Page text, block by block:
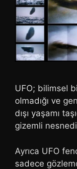
UFO; bilimsel
olmadığı ve
dışı yaşamı
gizemli
Ayrıca UFO
sadece